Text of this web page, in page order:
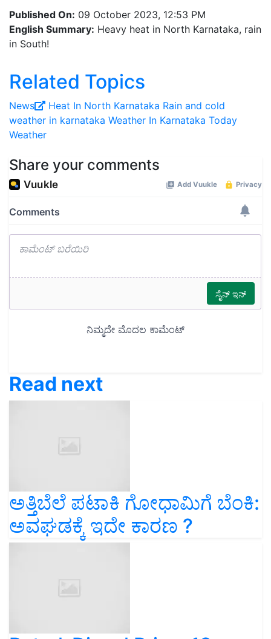
Published On: 09 October 2023, 12:53 PM
English Summary: Heavy heat in North Karnataka, rain
in South!
Related Topics
News Heat In North Karnataka Rain and cold
weather in karnataka Weather In Karnataka Today
Weather
Share your comments
Read next
ಅತ್ತಿಬೆಲೆ ಪಟಾಕಿ ಗೋಧಾಮಿಗೆ ಬೆಂಕಿ:
ಅವಘಡಕ್ಕೆ ಇದೇ ಕಾರಣ ?